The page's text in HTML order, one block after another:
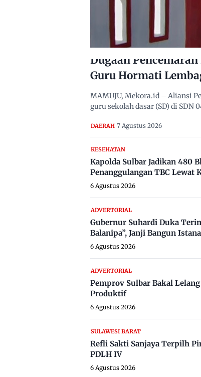
Dugaan
Guru Hormati
MAMUJU, Mekora.id – Aliansi
guru sekolah dasar (SD) di SDN
DAERAH 7 Agustus 2026
KESEHATAN
Kapolda Sulbar Jadikan 480
Penanggulangan TBC Lewat
6 Agustus 2026
ADVERTORIAL
Gubernur Suhardi Duka
Balanipa”, Janji Bangun
6 Agustus 2026
ADVERTORIAL
Pemprov Sulbar Bakal
Produktif
6 Agustus 2026
SULAWESI BARAT
Refli Sakti Sanjaya Terpilh
PDLH IV
6 Agustus 2026